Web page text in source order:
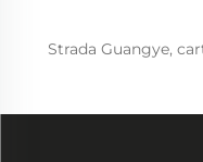
Strada Guangye,